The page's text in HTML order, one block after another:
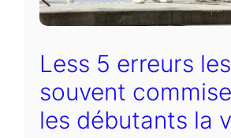
Less 5 erreurs
souvent
les débutants la